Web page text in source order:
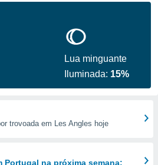
Lua minguante
Iluminada: 15%
trovoada em Les Angles hoje
Portugal na próxima semana: